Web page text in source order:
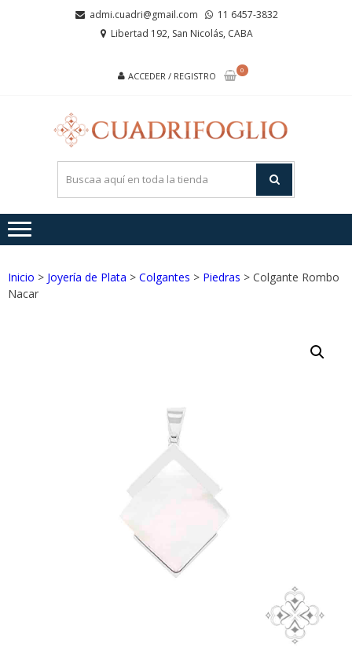
admi.cuadri@gmail.com
11 6457-3832
Libertad 192, San Nicolás, CABA
ACCEDER / REGISTRO
0
Inicio > Joyería de Plata > Colgantes > Piedras > Colgante Rombo
Nacar